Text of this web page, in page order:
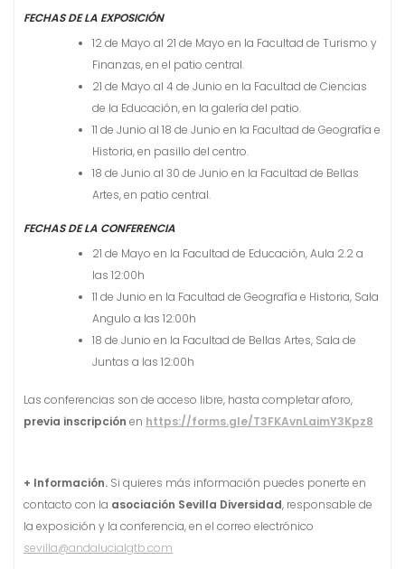
FECHAS DE LA EXPOSICIÓN
12 de Mayo al 21 de Mayo en la Facultad de Turismo y
Finanzas, en el patio central.
21 de Mayo al 4 de Junio en la Facultad de Ciencias
de la Educación, en la galería del patio.
11 de Junio al 18 de Junio en la Facultad de Geografía e
Historia, en pasillo del centro.
18 de Junio al 30 de Junio en la Facultad de Bellas
Artes, en patio central.
FECHAS DE LA CONFERENCIA
21 de Mayo en la Facultad de Educación, Aula 2.2 a
las 12:00h
11 de Junio en la Facultad de Geografía e Historia, Sala
Angulo a las 12:00h
18 de Junio en la Facultad de Bellas Artes, Sala de
Juntas a las 12:00h
Las conferencias son de acceso libre, hasta completar aforo,
previa inscripción en https://forms.gle/T3FKAvnLaimY3Kpz8
+ Información. Si quieres más información puedes ponerte en
contacto con la asociación Sevilla Diversidad, responsable de
la exposición y la conferencia, en el correo electrónico
sevilla@andalucialgtb.com